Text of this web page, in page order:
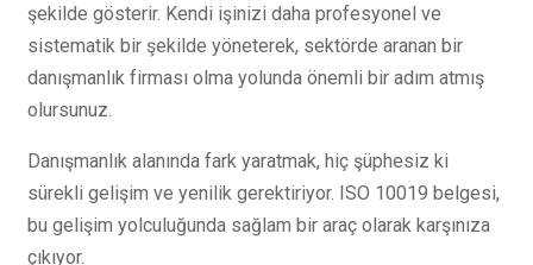
şekilde gösterir. Kendi işinizi daha profesyonel ve
sistematik bir şekilde yöneterek, sektörde aranan bir
danışmanlık firması olma yolunda önemli bir adım atmış
olursunuz.
Danışmanlık alanında fark yaratmak, hiç şüphesiz ki
sürekli gelişim ve yenilik gerektiriyor. ISO 10019 belgesi,
bu gelişim yolculuğunda sağlam bir araç olarak karşınıza
çıkıyor.